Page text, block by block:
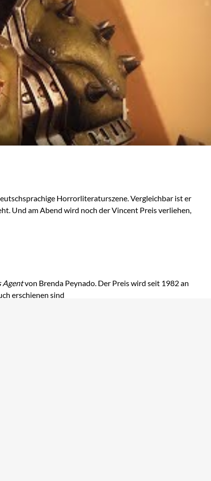
Horrorliteraturszene. Vergleichbar ist er
Und am Abend wird noch der Vincent Preis verliehen,
Agentvon Brenda Peynado. Der Preis wird seit 1982 an
erschienen sind